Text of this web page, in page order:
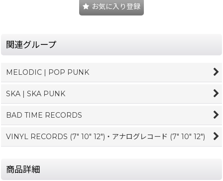
お気に入り登録
関連グループ
MELODIC | POP PUNK
SKA | SKA PUNK
BAD TIME RECORDS
VINYL RECORDS (7" 10" 12")・アナログレコード (7" 10" 12")
商品詳細